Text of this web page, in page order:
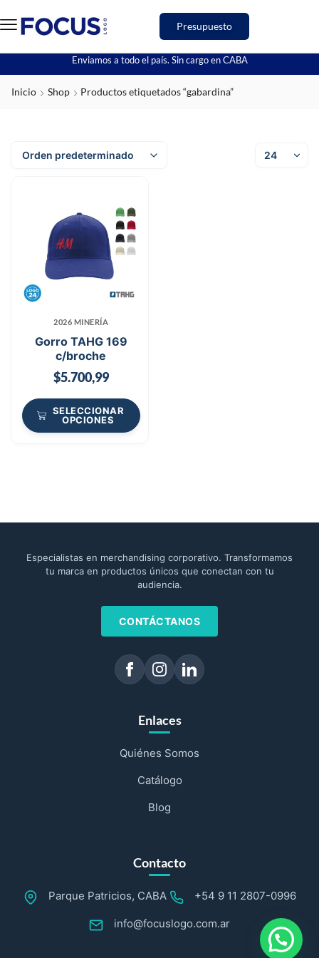
Presupuesto
Enviamos a todo el país. Sin cargo en CABA
Inicio Shop Productos etiquetados “gabardina”
2026 MINERÍA
Gorro TAHG 169
c/broche
$5.700,99
SELECCIONAR
OPCIONES
Especialistas en merchandising corporativo. Transformamos
tu marca en productos únicos que conectan con tu
audiencia.
CONTÁCTANOS
Enlaces
Quiénes Somos
Catálogo
Blog
Contacto
Parque Patricios, CABA +54 9 11 2807-0996
info@focuslogo.com.ar